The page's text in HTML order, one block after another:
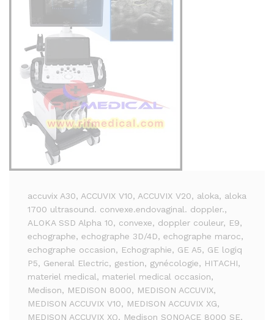
accuvix A30, ACCUVIX V10, ACCUVIX V20, aloka, aloka
1700 ultrasound. convexe.endovaginal. doppler.,
ALOKA SSD Alpha 10, convexe, doppler couleur, E9,
echographe, echographe 3D/4D, echographe maroc,
echographe occasion, Echographie, GE A5, GE logiq
P5, General Electric, gestion, gynécologie, HITACHI,
materiel medical, materiel medical occasion,
Medison, MEDISON 8000, MEDISON ACCUVIX,
MEDISON ACCUVIX V10, MEDISON ACCUVIX XG,
MEDISON ACCUVIX XQ, Medison SONOACE 8000 SE,